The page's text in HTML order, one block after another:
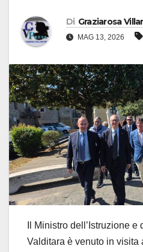
Di Graziarosa
MAG 13, 2026
Il Ministro dell’Istruzione
Valditara è venuto in visita